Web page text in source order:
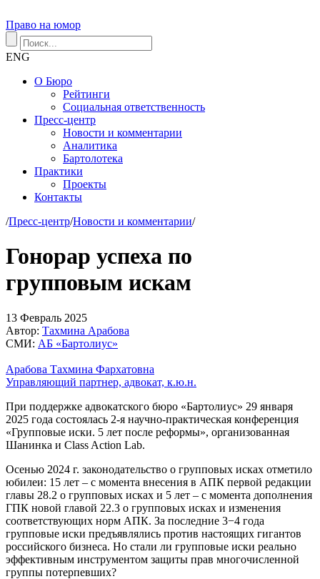
Право на юмор
ENG
О Бюро
Рейтинги
Социальная ответственность
Пресс-центр
Новости и комментарии
Аналитика
Бартолотека
Практики
Проекты
Контакты
/Пресс-центр/Новости и комментарии/
Гонорар успеха по
групповым искам
13 Февраль 2025
Автор: Тахмина Арабова
СМИ: АБ «Бартолиус»
Арабова Тахмина Фархатовна
Управляющий партнер, адвокат, к.ю.н.
При поддержке адвокатского бюро «Бартолиус» 29 января
2025 года состоялась 2-я научно-практическая конференция
«Групповые иски. 5 лет после реформы», организованная
Шанинка и Class Action Lab.
Осенью 2024 г. законодательство о групповых исках отметило
юбилеи: 15 лет – с момента внесения в АПК первой редакции
главы 28.2 о групповых исках и 5 лет – с момента дополнения
ГПК новой главой 22.3 о групповых исках и изменения
соответствующих норм АПК. За последние 3−4 года
групповые иски предъявлялись против настоящих гигантов
российского бизнеса. Но стали ли групповые иски реально
эффективным инструментом защиты прав многочисленной
группы потерпевших?